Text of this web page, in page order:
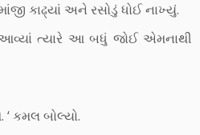
કાઢ્યાં અને રસોડું ધોઈ નાખ્યું.
ત્યારે આ બધું જોઈ એમનાથી
કમલ બોલ્યો.